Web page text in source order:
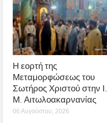
Η εορτή της
Μεταμορφώσεως του
Σωτήρος Χριστού στην Ι.
Μ. Αιτωλοακαρνανίας
06 Αυγούστου, 2026